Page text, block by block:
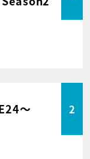
～ 2